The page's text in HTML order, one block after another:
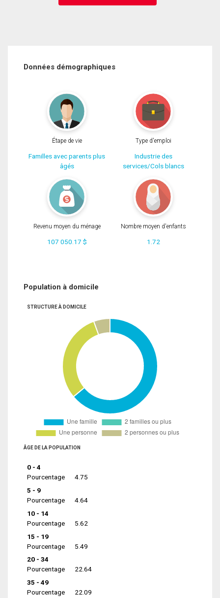
Données démographiques
Étape de vie
Familles avec parents plus
âgés
Type d'emploi
Industrie des
services/Cols blancs
Revenu moyen du ménage
107 050.17 $
Nombre moyen d'enfants
1.72
Population à domicile
STRUCTURE À DOMICILE
ÂGE DE LA POPULATION
0 - 4
Pourcentage
4.75
5 - 9
Pourcentage
4.64
10 - 14
Pourcentage
5.62
15 - 19
Pourcentage
5.49
20 - 34
Pourcentage
22.64
35 - 49
Pourcentage
22.09